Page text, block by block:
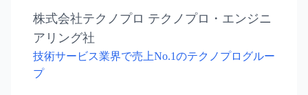
株式会社テクノプロ テクノプロ・エンジニ
アリング社
技術サービス業界で売上No.1のテクノプログルー
プ